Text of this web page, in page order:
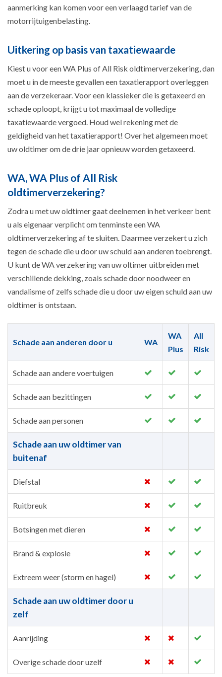
aanmerking kan komen voor een verlaagd tarief van de
motorrijtuigenbelasting.
Uitkering op basis van taxatiewaarde
Kiest u voor een WA Plus of All Risk oldtimerverzekering, dan
moet u in de meeste gevallen een taxatierapport overleggen
aan de verzekeraar. Voor een klassieker die is getaxeerd en
schade oploopt, krijgt u tot maximaal de volledige
taxatiewaarde vergoed. Houd wel rekening met de
geldigheid van het taxatierapport! Over het algemeen moet
uw oldtimer om de drie jaar opnieuw worden getaxeerd.
WA, WA Plus of All Risk
oldtimerverzekering?
Zodra u met uw oldtimer gaat deelnemen in het verkeer bent
u als eigenaar verplicht om tenminste een WA
oldtimerverzekering af te sluiten. Daarmee verzekert u zich
tegen de schade die u door uw schuld aan anderen toebrengt.
U kunt de WA verzekering van uw oltimer uitbreiden met
verschillende dekking, zoals schade door noodweer en
vandalisme of zelfs schade die u door uw eigen schuld aan uw
oldtimer is ontstaan.
Schade aan anderen door u WA
WA
Plus
All
Risk
Schade aan andere voertuigen
Schade aan bezittingen
Schade aan personen
Schade aan uw oldtimer van
buitenaf
Diefstal
Ruitbreuk
Botsingen met dieren
Brand & explosie
Extreem weer (storm en hagel)
Schade aan uw oldtimer door u
zelf
Aanrijding
Overige schade door uzelf